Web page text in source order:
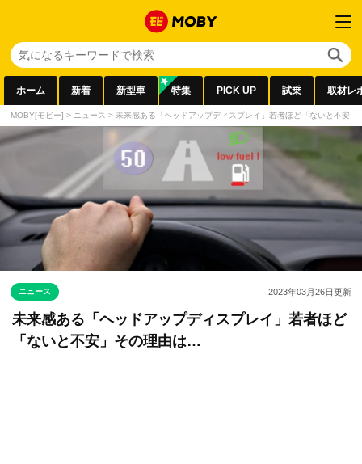
ホーム 新着 新型車 特集 PICK UP 試乗 取材レ
MOBY[モビー] > ニュース > 未来感ある「ヘッドアップディスプレイ」若者ほど「ないと不安
ニュース 2023年03月26日更新
未来感ある「ヘッドアップディスプレイ」若者ほど
「ないと不安」その理由は…